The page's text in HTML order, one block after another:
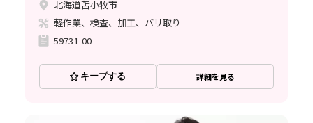
北海道苫小牧市
軽作業、検査、加工、バリ取り
59731-00
キープする 詳細を見る